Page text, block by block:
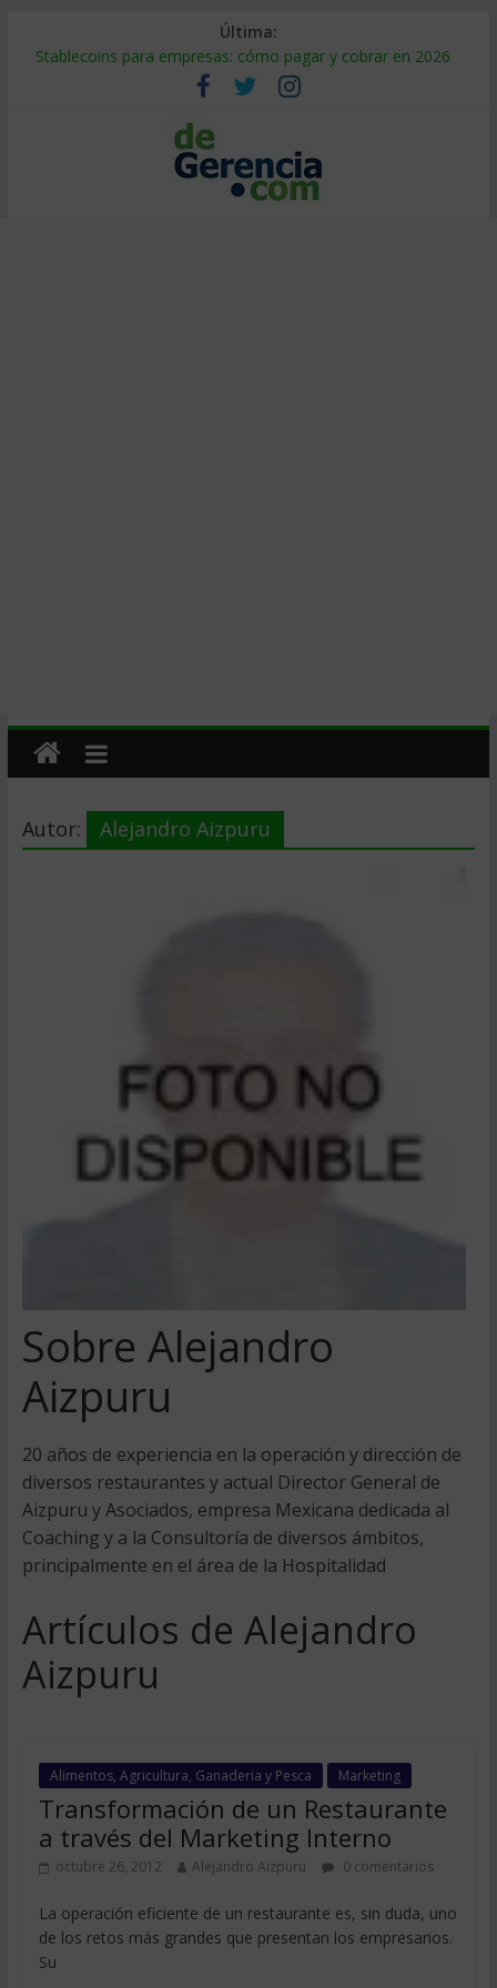
Última:
Stablecoins para empresas: cómo pagar y cobrar en 2026
Despido silencioso: qué es y por qué sale tan caro
IA en selección de personal: cómo auditarla a tiempo
Trabajo forzoso en la cadena de suministro: qué hacer
Mercado hispano de EE. UU.: cómo segmentarlo y venderle
Autor: Alejandro Aizpuru
Sobre Alejandro
Aizpuru
20 años de experiencia en la operación y dirección de
diversos restaurantes y actual Director General de
Aizpuru y Asociados, empresa Mexicana dedicada al
Coaching y a la Consultoría de diversos ámbitos,
principalmente en el área de la Hospitalidad
Artículos de Alejandro
Aizpuru
Alimentos, Agricultura, Ganaderia y Pesca Marketing
Transformación de un Restaurante
a través del Marketing Interno
octubre 26, 2012 Alejandro Aizpuru 0 comentarios
La operación eficiente de un restaurante es, sin duda, uno
de los retos más grandes que presentan los empresarios.
Su